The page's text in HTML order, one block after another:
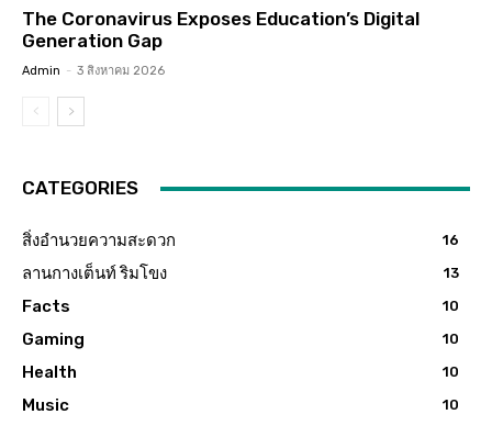
The Coronavirus Exposes Education’s Digital
Generation Gap
Admin - 3 สิงหาคม 2026
CATEGORIES
สิ่งอำนวยความสะดวก 16
ลานกางเต็นท์ ริมโขง 13
Facts 10
Gaming 10
Health 10
Music 10